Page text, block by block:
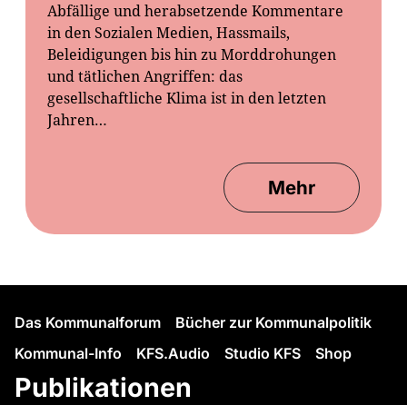
Abfällige und herabsetzende Kommentare
in den Sozialen Medien, Hassmails,
Beleidigungen bis hin zu Morddrohungen
und tätlichen Angriffen: das
gesellschaftliche Klima ist in den letzten
Jahren…
Mehr
Das Kommunalforum
Bücher zur Kommunalpolitik
Kommunal-Info
KFS.Audio Studio KFS Shop
Publikationen